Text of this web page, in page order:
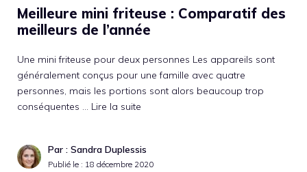
Meilleure mini friteuse : Comparatif des
meilleurs de l’année
Une mini friteuse pour deux personnes Les appareils sont
généralement conçus pour une famille avec quatre
personnes, mais les portions sont alors beaucoup trop
conséquentes … Lire la suite
Par : Sandra Duplessis
Publié le : 18 décembre 2020